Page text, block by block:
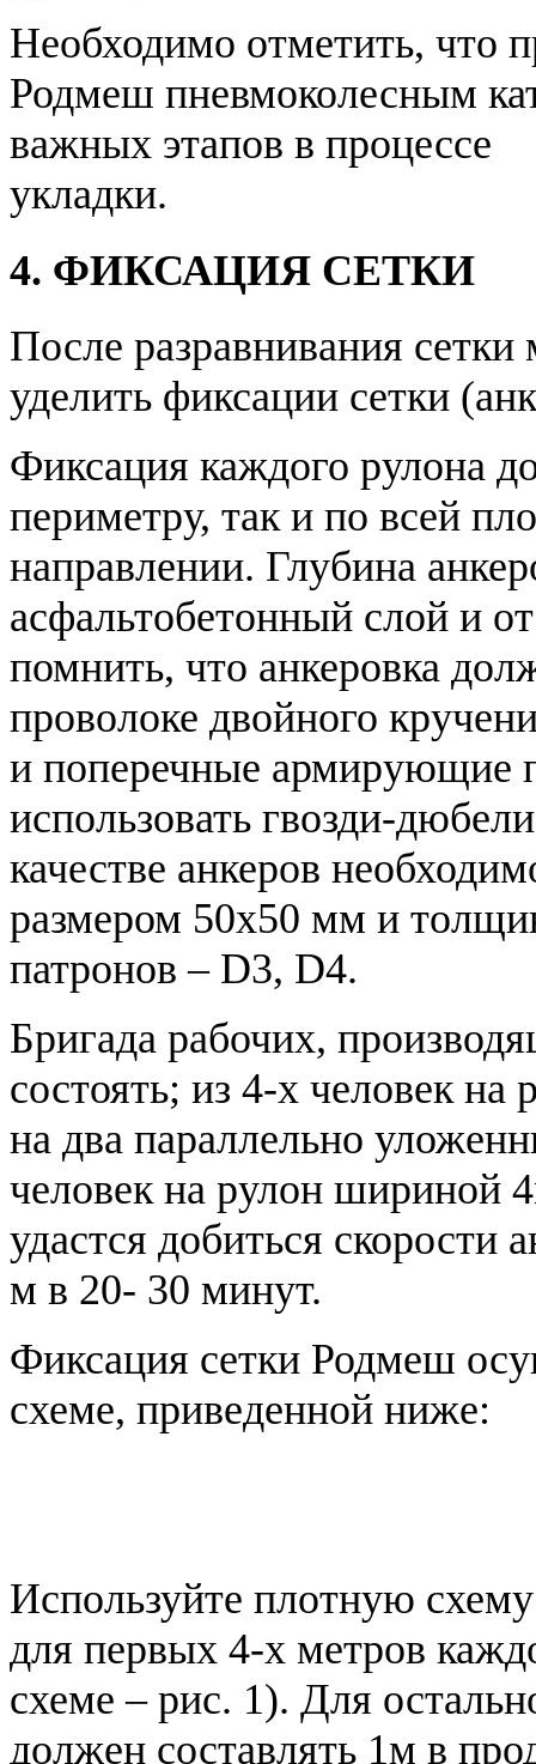
Необходимо отметить, что
Родмеш пневмоколесным
важных этапов в процессе
укладки.
4. ФИКСАЦИЯ СЕТКИ
После разравнивания
уделить фиксации сетки
Фиксация каждого рулона
периметру, так и по всей
направлении. Глубина
асфальтобетонный слой и
помнить, что анкеровка
проволоке двойного
и поперечные армирующие
использовать гвозди-
качестве анкеров
размером 50х50 мм и
патронов – D3, D4.
Бригада рабочих,
состоять; из 4-х человек
на два параллельно
человек на рулон шириной
удастся добиться скорости
м в 20- 30 минут.
Фиксация сетки Родмеш
схеме, приведенной ниже:
Используйте плотную
для первых 4-х метров
схеме – рис. 1). Для
должен составлять 1м в